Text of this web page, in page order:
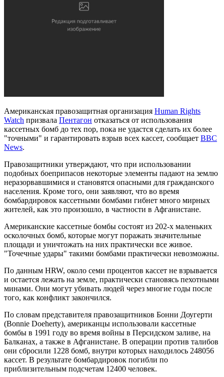
Американская правозащитная организация Human Rights
Watch призвала Пентагон отказаться от использования
кассетных бомб до тех пор, пока не удастся сделать их более
"точными" и гарантировать взрыв всех кассет, сообщает BBC
News.
Правозащитники утверждают, что при использовании
подобных боеприпасов некоторые элементы падают на землю
неразорвавшимися и становятся опасными для гражданского
населения. Кроме того, они заявляют, что во время
бомбардировок кассетными бомбами гибнет много мирных
жителей, как это произошло, в частности в Афганистане.
Американские кассетные бомбы состоят из 202-х маленьких
осколочных бомб, которые могут поражать значительные
площади и уничтожать на них практически все живое.
"Точечные удары" такими бомбами практически невозможны.
По данным HRW, около семи процентов кассет не взрывается
и остается лежать на земле, практически становясь пехотными
минами. Они могут убивать людей через многие годы после
того, как конфликт закончился.
По словам представителя правозащитников Бонни Доугерти
(Bonnie Doeherty), американцы использовали кассетные
бомбы в 1991 году во время войны в Персидском заливе, на
Балканах, а также в Афганистане. В операции против талибов
они сбросили 1228 бомб, внутри которых находилось 248056
кассет. В результате бомбардировок погибли по
приблизительным подсчетам 12400 человек.